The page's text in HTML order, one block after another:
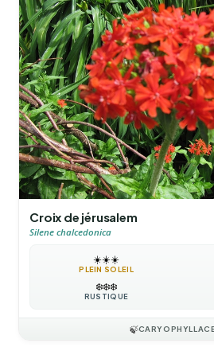
Croix de jérusalem
Silene chalcedonica
☀️☀️☀️
PLEIN SOLEIL
❄️❄️❄️
RUSTIQUE
🍃